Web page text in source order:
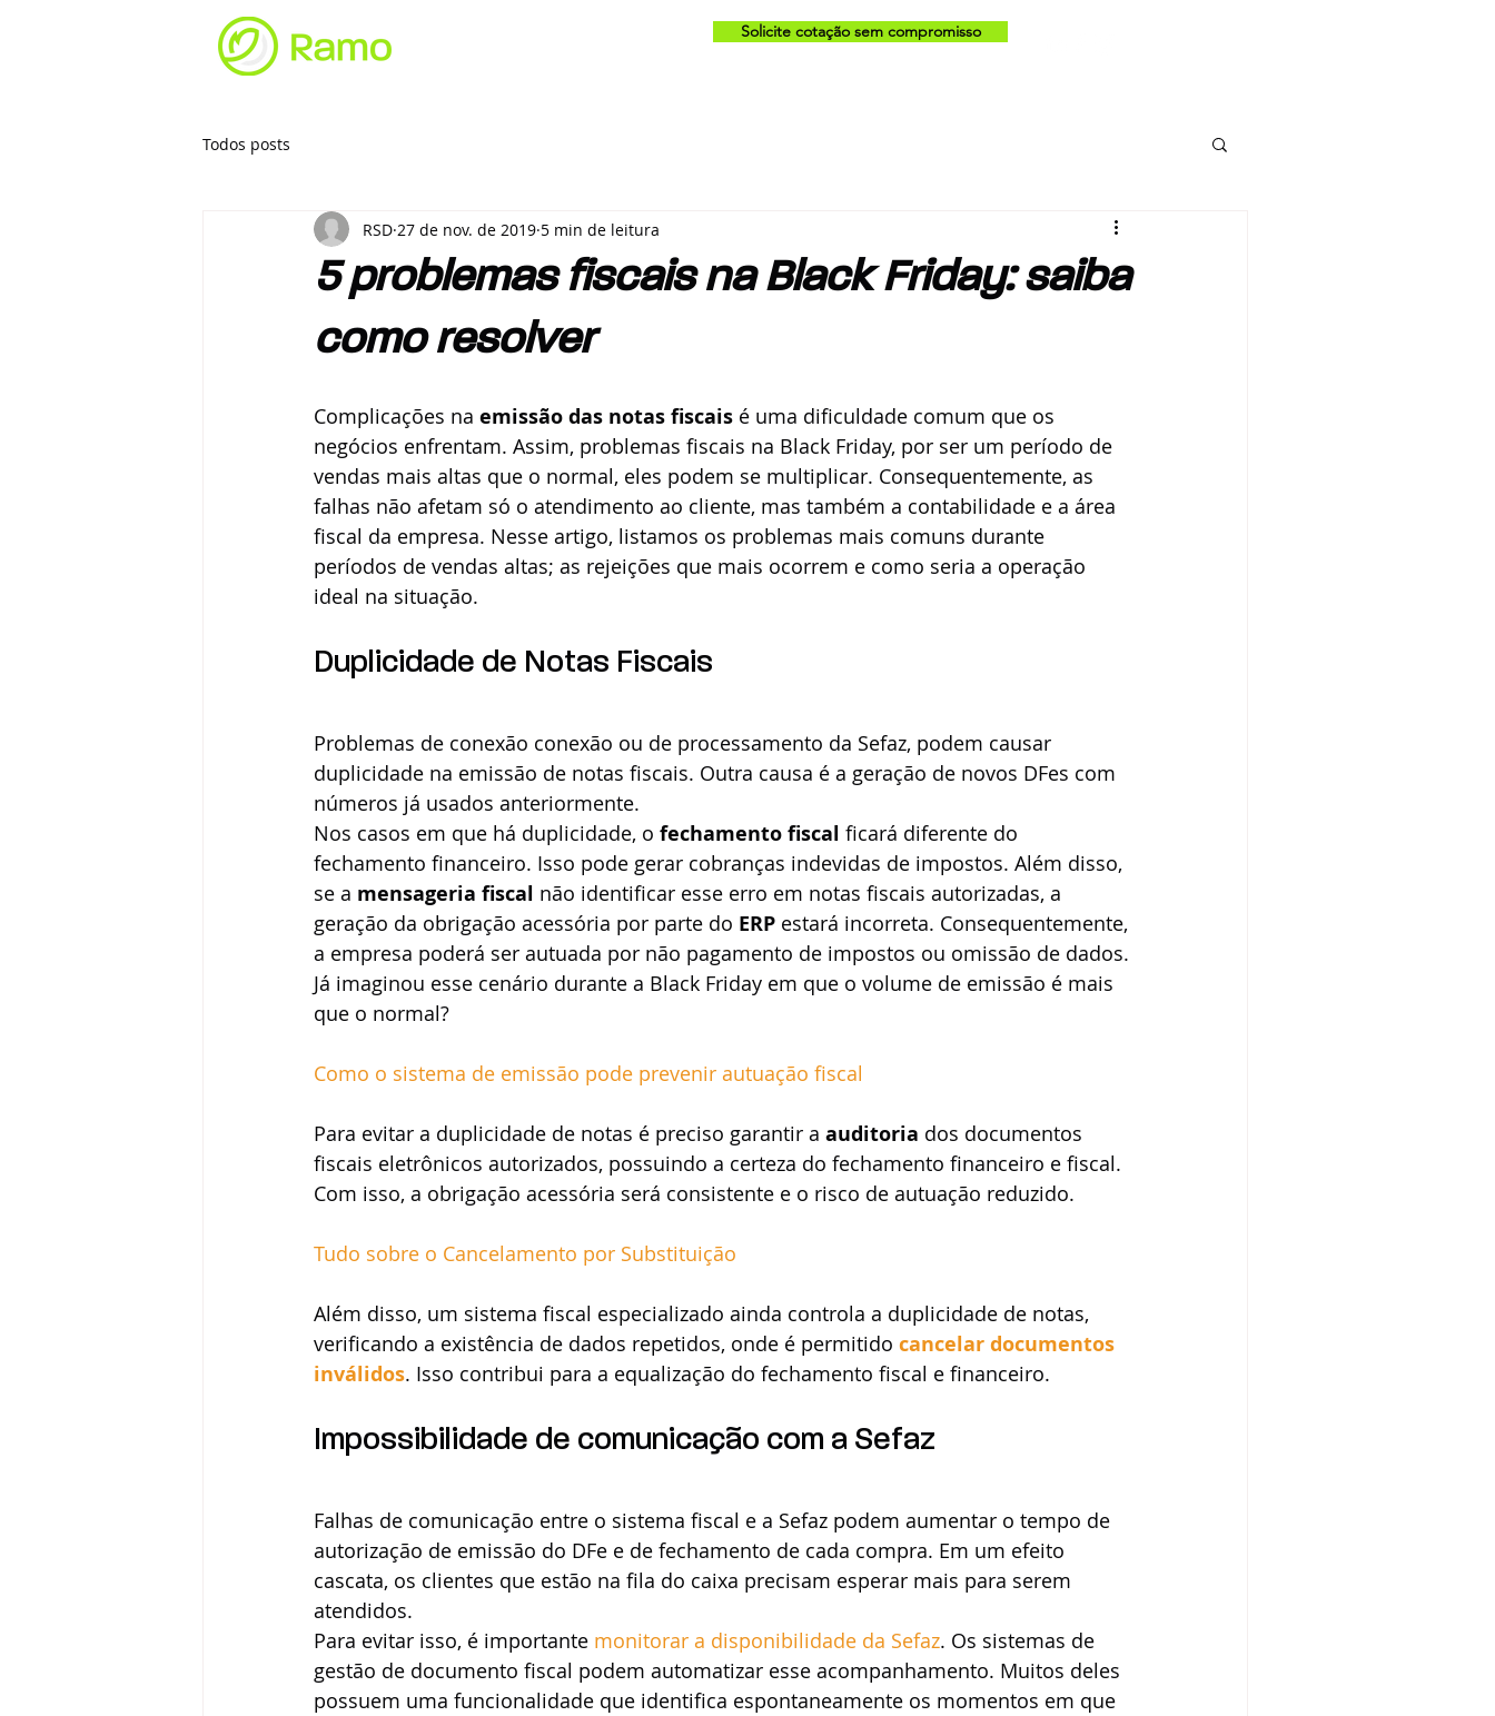
Solicite cotação sem compromisso
Todos posts
5 problemas fiscais na Black Friday: saiba
como resolver
RSD 27 de nov. de 2019 5 min de leitura
Complicações na emissão das notas fiscais é uma dificuldade comum que os
negócios enfrentam. Assim, problemas fiscais na Black Friday, por ser um período de
vendas mais altas que o normal, eles podem se multiplicar. Consequentemente, as
falhas não afetam só o atendimento ao cliente, mas também a contabilidade e a área
fiscal da empresa. Nesse artigo, listamos os problemas mais comuns durante
períodos de vendas altas; as rejeições que mais ocorrem e como seria a operação
ideal na situação.
Duplicidade de Notas Fiscais
Problemas de conexão conexão ou de processamento da Sefaz, podem causar
duplicidade na emissão de notas fiscais. Outra causa é a geração de novos DFes com
números já usados anteriormente.
Nos casos em que há duplicidade, o fechamento fiscal ficará diferente do
fechamento financeiro. Isso pode gerar cobranças indevidas de impostos. Além disso,
se a mensageria fiscal não identificar esse erro em notas fiscais autorizadas, a
geração da obrigação acessória por parte do ERP estará incorreta. Consequentemente,
a empresa poderá ser autuada por não pagamento de impostos ou omissão de dados.
Já imaginou esse cenário durante a Black Friday em que o volume de emissão é mais
que o normal?
Como o sistema de emissão pode prevenir autuação fiscal
Para evitar a duplicidade de notas é preciso garantir a auditoria dos documentos
fiscais eletrônicos autorizados, possuindo a certeza do fechamento financeiro e fiscal.
Com isso, a obrigação acessória será consistente e o risco de autuação reduzido.
Tudo sobre o Cancelamento por Substituição
Além disso, um sistema fiscal especializado ainda controla a duplicidade de notas,
verificando a existência de dados repetidos, onde é permitido cancelar documentos
inválidos. Isso contribui para a equalização do fechamento fiscal e financeiro.
Impossibilidade de comunicação com a Sefaz
Falhas de comunicação entre o sistema fiscal e a Sefaz podem aumentar o tempo de
autorização de emissão do DFe e de fechamento de cada compra. Em um efeito
cascata, os clientes que estão na fila do caixa precisam esperar mais para serem
atendidos.
Para evitar isso, é importante monitorar a disponibilidade da Sefaz. Os sistemas de
gestão de documento fiscal podem automatizar esse acompanhamento. Muitos deles
possuem uma funcionalidade que identifica espontaneamente os momentos em que